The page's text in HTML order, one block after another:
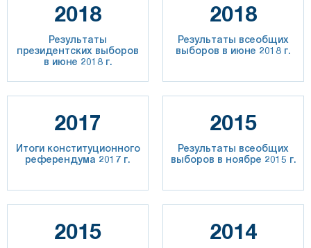
2018
Результаты
президентских выборов
в июне 2018 г.
2018
Результаты всеобщих
выборов в июне 2018 г.
2017
Итоги конституционного
референдума 2017 г.
2015
Результаты всеобщих
выборов в ноябре 2015 г.
2015 2014